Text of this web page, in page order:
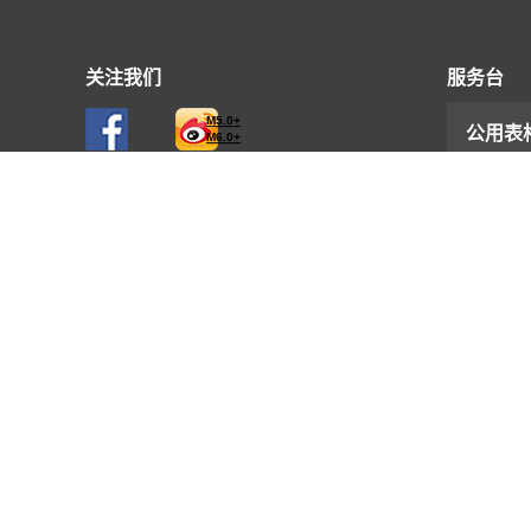
关注我们
M5.0+
M6.0+
服务台
公用表